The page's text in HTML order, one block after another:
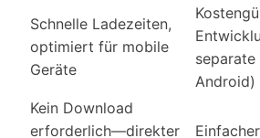
Schnelle Ladezeiten,
optimiert für mobile
Geräte
Android)
Kein Download
erforderlich—direkter